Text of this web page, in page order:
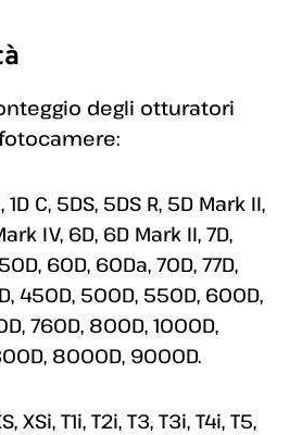
degli otturatori
1D C, 5DS, 5DS R, 5D Mark II,
IV, 6D, 6D Mark II, 7D,
60D, 60Da, 70D, 77D,
450D, 500D, 550D, 600D,
760D, 800D, 1000D,
8000D, 9000D.
XSi, T1i, T2i, T3, T3i, T4i, T5,